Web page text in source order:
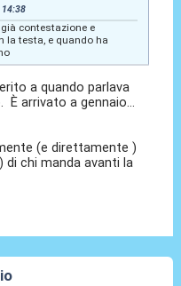
14:38
contestazione e
la testa, e quando ha
a quando parlava
arrivato a gennaio...
(e direttamente )
chi manda avanti la